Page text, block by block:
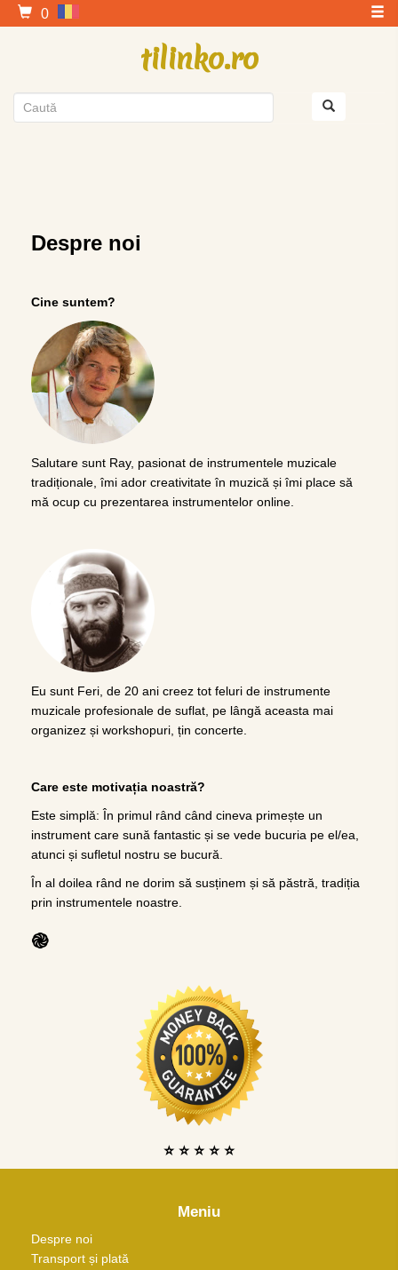
0
tilinko.ro
Despre noi
Cine suntem?
Salutare sunt Ray, pasionat de instrumentele muzicale
tradiționale, îmi ador creativitate în muzică și îmi place să
mă ocup cu prezentarea instrumentelor online.
Eu sunt Feri, de 20 ani creez tot feluri de instrumente
muzicale profesionale de suflat, pe lângă aceasta mai
organizez și workshopuri, țin concerte.
Care este motivația noastră?
Este simplă: În primul rând când cineva primește un
instrument care sună fantastic și se vede bucuria pe el/ea,
atunci și sufletul nostru se bucură.
În al doilea rând ne dorim să susținem și să păstră, tradiția
prin instrumentele noastre.
֎
⭐ ⭐ ⭐ ⭐ ⭐
Meniu
Despre noi
Transport și plată